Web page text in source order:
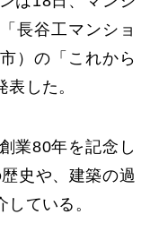
長谷工マンショ
）の「これから
した。
業80年を記念し
史や、建築の過
ている。